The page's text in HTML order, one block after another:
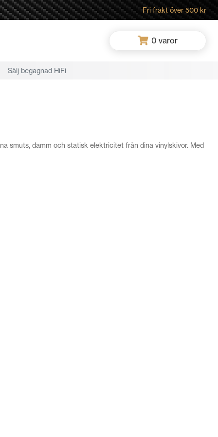
Fri frakt över 500 kr
0 varor
Sälj begagnad HiFi
smuts, damm och statisk elektricitet från dina vinylskivor. Med